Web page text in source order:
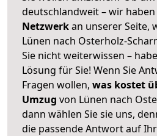
deutschlandweit – wir haben
Netzwerkan unserer Seite,
Lünen nach Osterholz-
Sie nicht weiterwissen –
Lösung für Sie! Wenn Sie
Fragen wollen, was kostet
Umzug von Lünen nach
dann wählen Sie sie uns,
die passende Antwort auf